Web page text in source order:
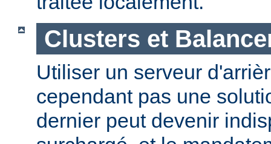
Clusters et
Utiliser un serveur
cependant pas une
dernier peut devenir